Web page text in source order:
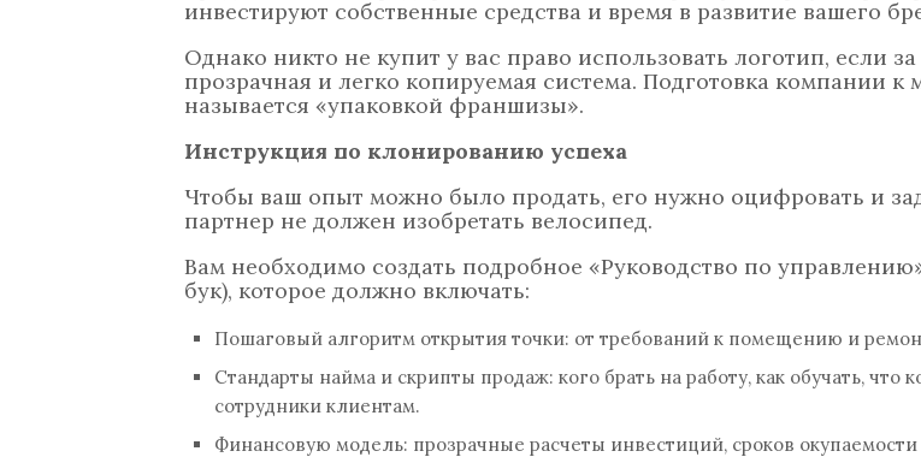
инвестируют собственные средства и время в развитие вашего
Однако никто не купит у вас право использовать логотип, если
прозрачная и легко копируемая система. Подготовка компании
называется «упаковкой франшизы».
Инструкция по клонированию успеха
Чтобы ваш опыт можно было продать, его нужно оцифровать и
партнер не должен изобретать велосипед.
Вам необходимо создать подробное «Руководство по
бук), которое должно включать:
Пошаговый алгоритм открытия точки: от требований к помещению и
Стандарты найма и скрипты продаж: кого брать на работу, как обучать, что
сотрудники клиентам.
Финансовую модель: прозрачные расчеты инвестиций, сроков